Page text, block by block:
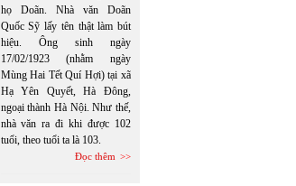
họ Doãn. Nhà văn Doãn
Quốc Sỹ lấy tên thật làm bút
hiệu. Ông sinh ngày
17/02/1923 (nhằm ngày
Mùng Hai Tết Quí Hợi) tại xã
Hạ Yên Quyết, Hà Đông,
ngoại thành Hà Nội. Như thế,
nhà văn ra đi khi được 102
tuổi, theo tuổi ta là 103.
Đọc thêm